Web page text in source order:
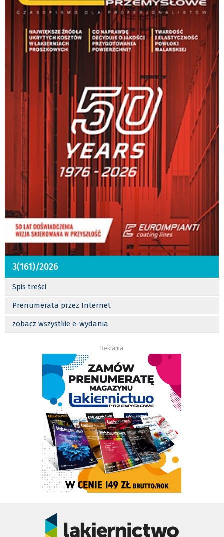
3(161)/2026
Spis treści
Prenumerata przez Internet
zobacz wszystkie e-wydania
Reklama